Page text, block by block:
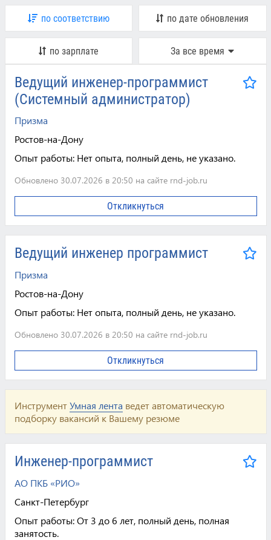
по соответствию по дате обновления
по зарплате За все время
Ведущий инженер-программист
(Системный администратор)
Призма
Ростов-на-Дону
Опыт работы: Нет опыта, полный день, не указано.
Обновлено 30.07.2026 в 20:50 на сайте rnd-job.ru
Откликнуться
Ведущий инженер программист
Призма
Ростов-на-Дону
Опыт работы: Нет опыта, полный день, не указано.
Обновлено 30.07.2026 в 20:50 на сайте rnd-job.ru
Откликнуться
ИнструментУмная лента ведет автоматическую
подборку вакансий к Вашему резюме
Инженер-программист
АО ПКБ «РИО»
Санкт-Петербург
Опыт работы:От 3 до 6 лет, полный день, полная
занятость.